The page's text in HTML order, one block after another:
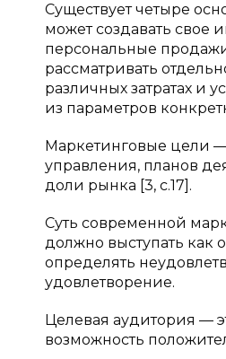
Существует четыре
может создавать
персональные
рассматривать
различных затратах и
из параметров
Маркетинговые цели
управления, планов
доли рынка [3, c.17].
Суть современной
должно выступать
определять
удовлетворение.
Целевая аудитория —
возможность